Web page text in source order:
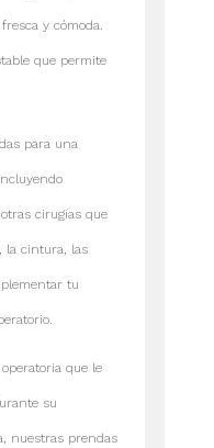
y cómoda.
que permite
para una
cirugías que
la cintura, las
tu
que le
su
nuestras prendas